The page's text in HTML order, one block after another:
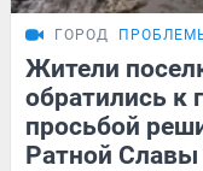
ГОРОД
Жители
обратились к
просьбой
Ратной Славы